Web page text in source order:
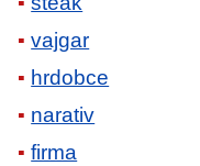
vajgar
hrdobce
narativ
firma